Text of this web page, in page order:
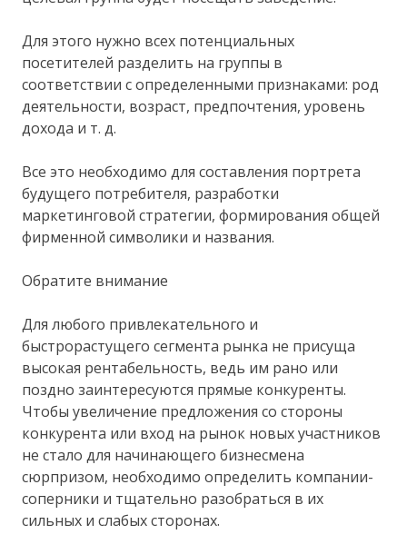
Для этого нужно всех потенциальных
посетителей разделить на группы в
соответствии с определенными признаками: род
деятельности, возраст, предпочтения, уровень
дохода и т. д.
Все это необходимо для составления портрета
будущего потребителя, разработки
маркетинговой стратегии, формирования общей
фирменной символики и названия.
Обратите внимание
Для любого привлекательного и
быстрорастущего сегмента рынка не присуща
высокая рентабельность, ведь им рано или
поздно заинтересуются прямые конкуренты.
Чтобы увеличение предложения со стороны
конкурента или вход на рынок новых участников
не стало для начинающего бизнесмена
сюрпризом, необходимо определить компании-
соперники и тщательно разобраться в их
сильных и слабых сторонах.